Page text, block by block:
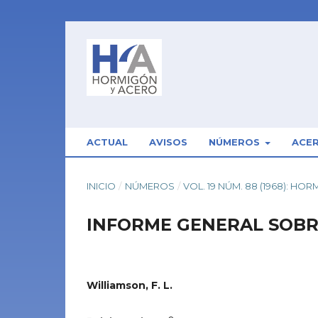
ACTUAL AVISOS NÚMEROS
INICIO / NÚMEROS / VOL. 19 NÚM. 88 (1968):
INFORME GENERAL
Williamson, F. L.